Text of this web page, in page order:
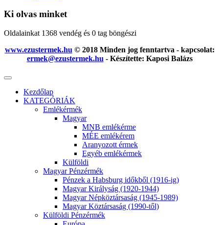
Ki olvas minket
Oldalainkat 1368 vendég és 0 tag böngészi
www.ezustermek.hu © 2018 Minden jog fenntartva - kapcsolat:
ermek@ezustermek.hu - Készítette: Kaposi Balázs
Kezdőlap
KATEGÓRIÁK
Emlékérmék
Magyar
MNB emlékérme
MÉE emlékérem
Aranyozott érmek
Egyéb emlékérmek
Külföldi
Magyar Pénzérmék
Pénzek a Habsburg időkből (1916-ig)
Magyar Királyság (1920-1944)
Magyar Népköztársaság (1945-1989)
Magyar Köztársaság (1990-től)
Külföldi Pénzérmék